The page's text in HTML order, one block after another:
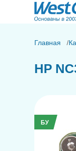
Главная
HP
БУ